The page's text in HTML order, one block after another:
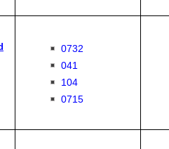
0732
041
104
0715